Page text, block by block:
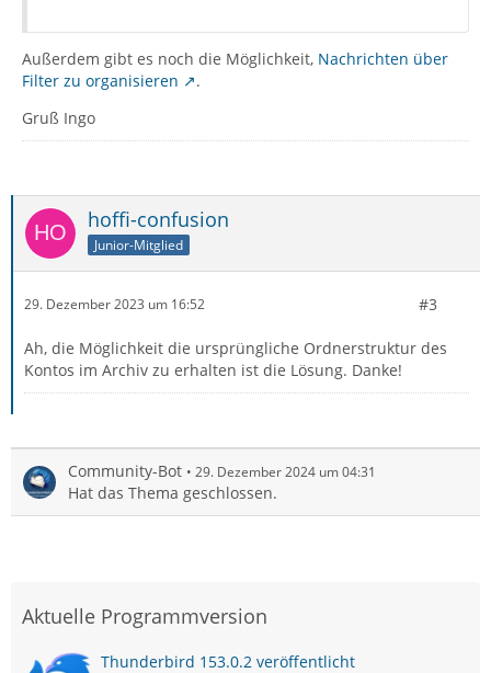
Außerdem gibt es noch die Möglichkeit, Nachrichten über
Filter zu organisieren
.
Gruß Ingo
hoffi-confusion
Junior-Mitglied
29. Dezember 2023 um 16:52 #3
Ah, die Möglichkeit die ursprüngliche Ordnerstruktur des
Kontos im Archiv zu erhalten ist die Lösung. Danke!
Community-Bot 29. Dezember 2024 um 04:31
Hat das Thema geschlossen.
Aktuelle Programmversion
Thunderbird 153.0.2 veröffentlicht